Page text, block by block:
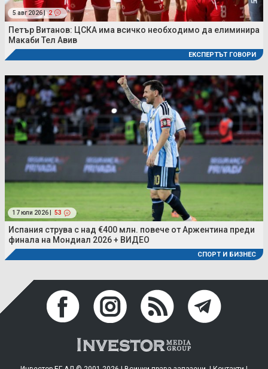
5 авг 2026 | 2
Петър Витанов: ЦСКА има всичко необходимо да елиминира
Макаби Тел Авив
ЕКСПЕРТЪТ ГОВОРИ
17 юли 2026 | 53
Испания струва с над €400 млн. повече от Аржентина преди
финала на Мондиал 2026 + ВИДЕО
СПОРТ И БИЗНЕС